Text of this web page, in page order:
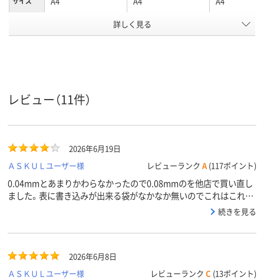
袋入り（吊しひもな
し）
袋入り（吊しひもな
し）
袋入り（吊し
し）
LDPE（ツルツルタイ
プ）
アスクル
スコア
詳しく見る
レビュー（11件）
2026年6月19日
ＡＳＫＵＬユーザー様
レビューランク A (117ポイント)
0.04mmとあまりかわらなかったので0.08mmのを他店で買い直し
ました。表に書き込みが出来る袋がなかなか無いのでこれはこれで
続きを見る
2026年6月8日
ＡＳＫＵＬユーザー様
レビューランク C (13ポイント)